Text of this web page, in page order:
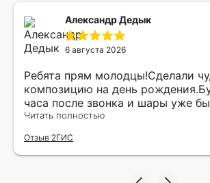
Александр Дедык
6 августа 2026
Ребята прям молодцы!Сделали
композицию на день
часа после звонка и шары уже
доставлены мне по
рада.
Читать полностью
Отзыв 2ГИС